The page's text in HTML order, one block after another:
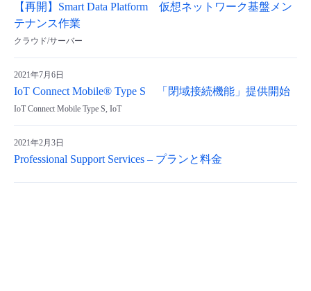
【再開】Smart Data Platform 仮想ネットワーク基盤メン
テナンス作業
クラウド/サーバー
2021年7月6日
IoT Connect Mobile® Type S 「閉域接続機能」提供開始
IoT Connect Mobile Type S, IoT
2021年2月3日
Professional Support Services – プランと料金